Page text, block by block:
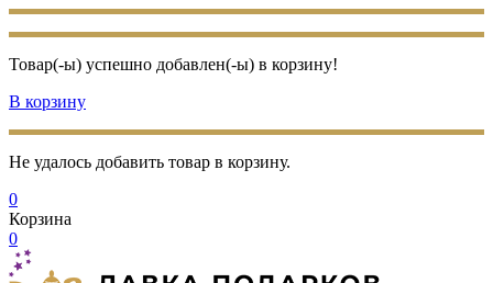
Товар(-ы) успешно добавлен(-ы) в корзину!
В корзину
Не удалось добавить товар в корзину.
0
Корзина
0